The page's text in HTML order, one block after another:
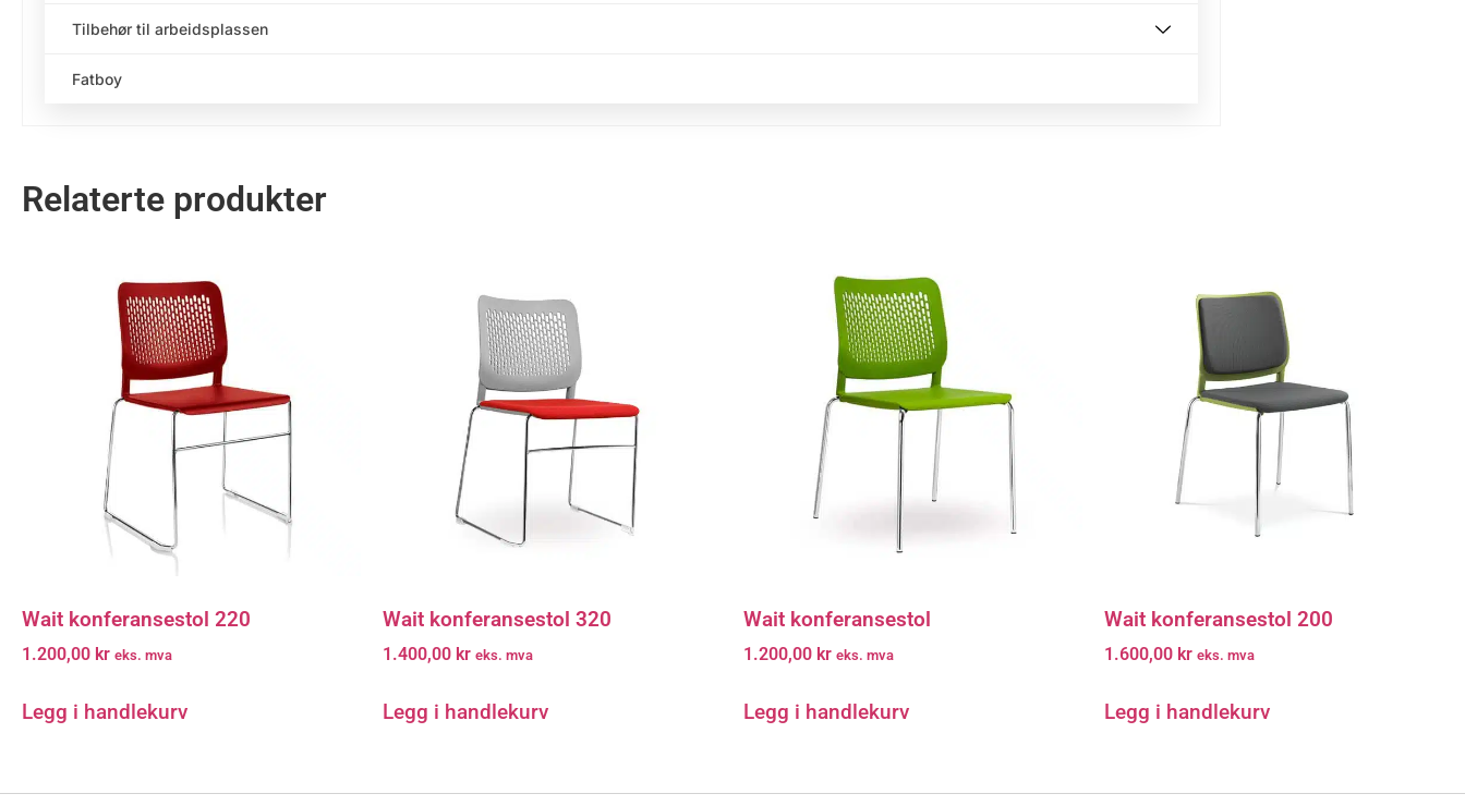
Tilbehør til arbeidsplassen
Fatboy
Relaterte produkter
Wait konferansestol 220
1.200,00 kr eks. mva
Legg i handlekurv
Wait konferansestol 320
1.400,00 kr eks. mva
Legg i handlekurv
Wait konferansestol
1.200,00 kr eks. mva
Legg i handlekurv
Wait konferansestol 200
1.600,00 kr eks. mva
Legg i handlekurv